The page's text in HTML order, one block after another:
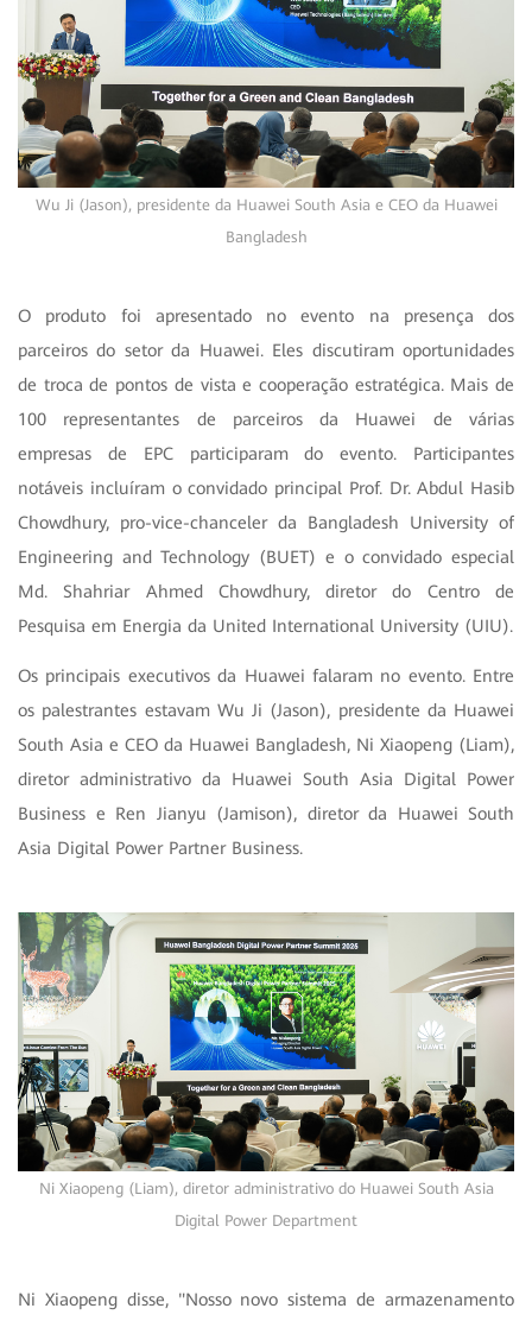
Wu Ji (Jason), presidente da Huawei South Asia e CEO da Huawei
Bangladesh
O produto foi apresentado no evento na presença dos
parceiros do setor da Huawei. Eles discutiram oportunidades
de troca de pontos de vista e cooperação estratégica. Mais de
100 representantes de parceiros da Huawei de várias
empresas de EPC participaram do evento. Participantes
notáveis incluíram o convidado principal Prof. Dr. Abdul Hasib
Chowdhury, pro-vice-chanceler da Bangladesh University of
Engineering and Technology (BUET) e o convidado especial
Md. Shahriar Ahmed Chowdhury, diretor do Centro de
Pesquisa em Energia da United International University (UIU).
Os principais executivos da Huawei falaram no evento. Entre
os palestrantes estavam Wu Ji (Jason), presidente da Huawei
South Asia e CEO da Huawei Bangladesh, Ni Xiaopeng (Liam),
diretor administrativo da Huawei South Asia Digital Power
Business e Ren Jianyu (Jamison), diretor da Huawei South
Asia Digital Power Partner Business.
Ni Xiaopeng (Liam), diretor administrativo do Huawei South Asia
Digital Power Department
Ni Xiaopeng disse, "Nosso novo sistema de armazenamento